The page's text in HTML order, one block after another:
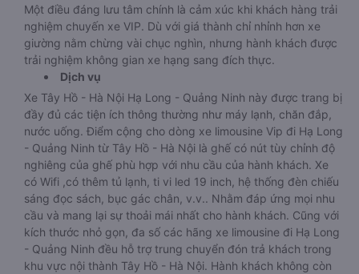
Một điều đáng lưu tâm chính là cảm xúc khi khách hàng trải
nghiệm chuyến xe VIP. Dù với giá thành chỉ nhỉnh hơn xe
giường nằm chừng vài chục nghìn, nhưng hành khách được
trải nghiệm không gian xe hạng sang đích thực.
Dịch vụ
Xe Tây Hồ - Hà Nội Hạ Long - Quảng Ninh này được trang bị
đầy đủ các tiện ích thông thường như máy lạnh, chăn đắp,
nước uống. Điểm cộng cho dòng xe limousine Vip đi Hạ Long
- Quảng Ninh từ Tây Hồ - Hà Nội là ghế có nút tùy chỉnh độ
nghiêng của ghế phù hợp với nhu cầu của hành khách. Xe
có Wifi ,có thêm tủ lạnh, ti vi led 19 inch, hệ thống đèn chiếu
sáng đọc sách, bục gác chân, v.v.. Nhằm đáp ứng mọi nhu
cầu và mang lại sự thoải mái nhất cho hành khách. Cũng với
kích thước nhỏ gọn, đa số các hãng xe limousine đi Hạ Long
- Quảng Ninh đều hỗ trợ trung chuyển đón trả khách trong
khu vực nội thành Tây Hồ - Hà Nội. Hành khách không còn